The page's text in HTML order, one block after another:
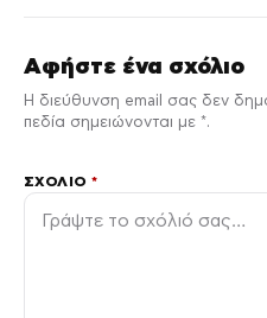
Αφήστε ένα σχόλιο
Η διεύθυνση email σας δεν
πεδία σημειώνονται με *.
ΣΧΌΛΙΟ*